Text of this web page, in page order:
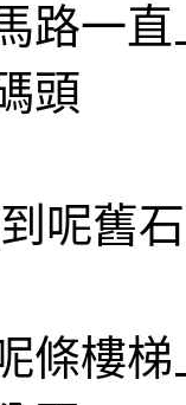
路一直
頭
呢舊
條樓梯